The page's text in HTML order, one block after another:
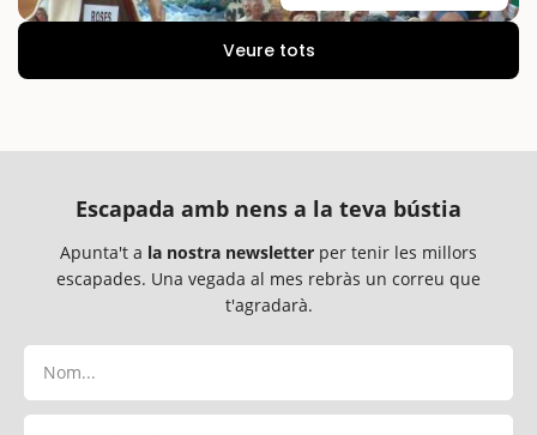
Veure tots
Escapada amb nens a la teva bústia
Apunta't a la nostra newsletter per tenir les millors
escapades. Una vegada al mes rebràs un correu que
t'agradarà.